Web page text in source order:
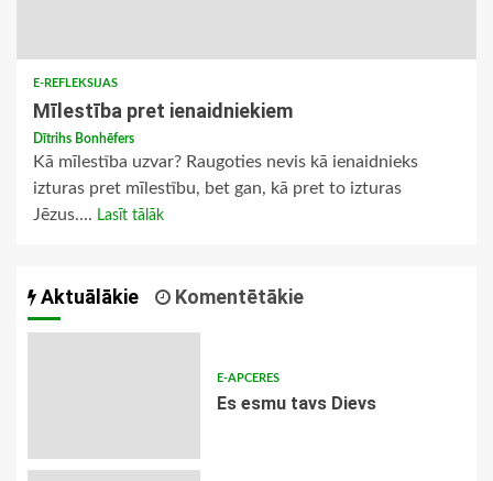
E-REFLEKSIJAS
Mīlestība pret ienaidniekiem
Dītrihs Bonhēfers
Kā mīlestība uzvar? Raugoties nevis kā ienaidnieks
izturas pret mīlestību, bet gan, kā pret to izturas
Jēzus.... Lasīt tālāk
Aktuālākie Komentētākie
E-APCERES
Es esmu tavs Dievs